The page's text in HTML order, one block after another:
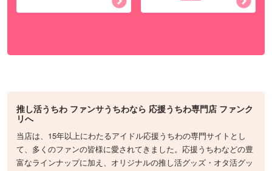
推し活うちわ ファンサうちわなら 応援うちわ専門店 ファンク
リへ
当店は、15年以上にわたるアイドル応援うちわの専門サイトとし
て、多くのファンの皆様に愛されてきました。応援うちわなどの豊
富なラインナップに加え、オリジナルの推し活グッズ・オタ活グッ